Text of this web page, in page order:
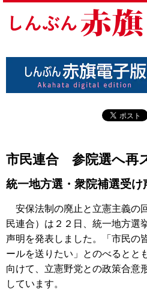
市民連合 参院選へ再
統一地方選・衆院補選受け
安保法制の廃止と立憲主義の
民連合）は２２日、統一地方選
声明を発表しました。「市民の
ールを送りたい」とのべるとと
向けて、立憲野党との政策合意
しています。